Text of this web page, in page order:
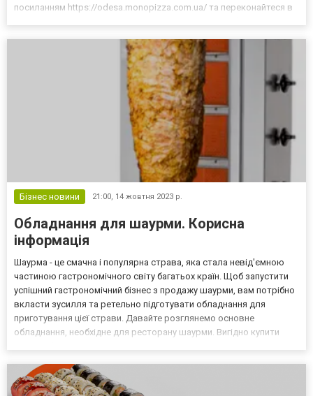
посиланням https://odesa.monopizza.com.ua/ та переконайтеся в
Бізнес новини 21:00, 14 жовтня 2023 р.
Обладнання для шаурми. Корисна
інформація
Шаурма - це смачна і популярна страва, яка стала невід'ємною
частиною гастрономічного світу багатьох країн. Щоб запустити
успішний гастрономічний бізнес з продажу шаурми, вам потрібно
вкласти зусилля та ретельно підготувати обладнання для
приготування цієї страви. Давайте розглянемо основне
обладнання, необхідне для ресторану шаурми. Вигідно купити